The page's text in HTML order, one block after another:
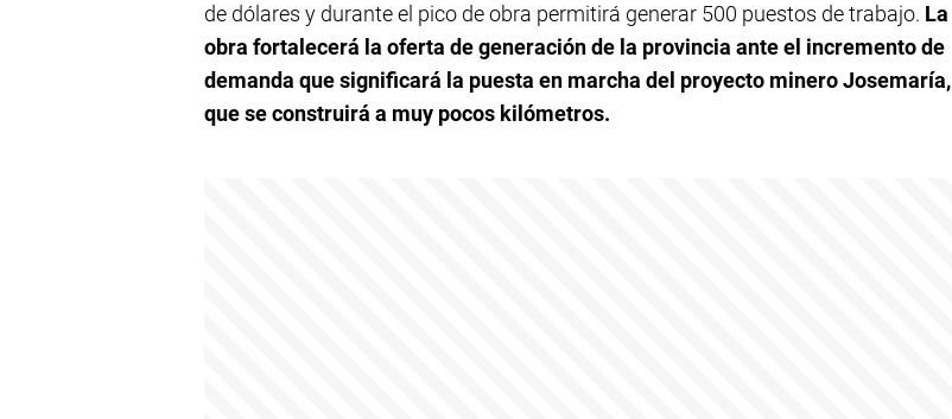
de dólares y durante el pico de obra permitirá generar 500 puestos de trabajo. La
obra fortalecerá la oferta de generación de la provincia ante el incremento de
demanda que significará la puesta en marcha del proyecto minero Josemaría,
que se construirá a muy pocos kilómetros.